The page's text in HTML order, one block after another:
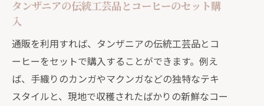
通販で手に入れるタンザニアの新鮮なコー
タンザニアコーヒー豆の選び方と保存
方法
現地直送のタンザニアコーヒー豆を楽
しむポイント
タンザニアの伝統工芸品とコーヒーのセット購
入
通販を利用すれば、タンザニアの伝統工芸品とコ
ーヒーをセットで購入することができます。例え
ば、手織りのカンガやマクンガなどの独特なテキ
スタイルと、現地で収穫されたばかりの新鮮なコー